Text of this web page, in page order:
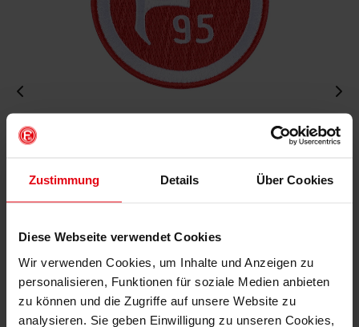
Zustimmung Details Über Cookies
Diese Webseite verwendet Cookies
Wir verwenden Cookies, um Inhalte und Anzeigen zu
personalisieren, Funktionen für soziale Medien anbieten
zu können und die Zugriffe auf unsere Website zu
analysieren. Sie geben Einwilligung zu unseren Cookies,
Mitgliederpreis: € 4,46